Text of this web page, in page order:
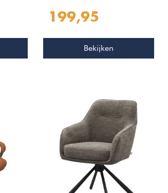
199,95
Bekijken